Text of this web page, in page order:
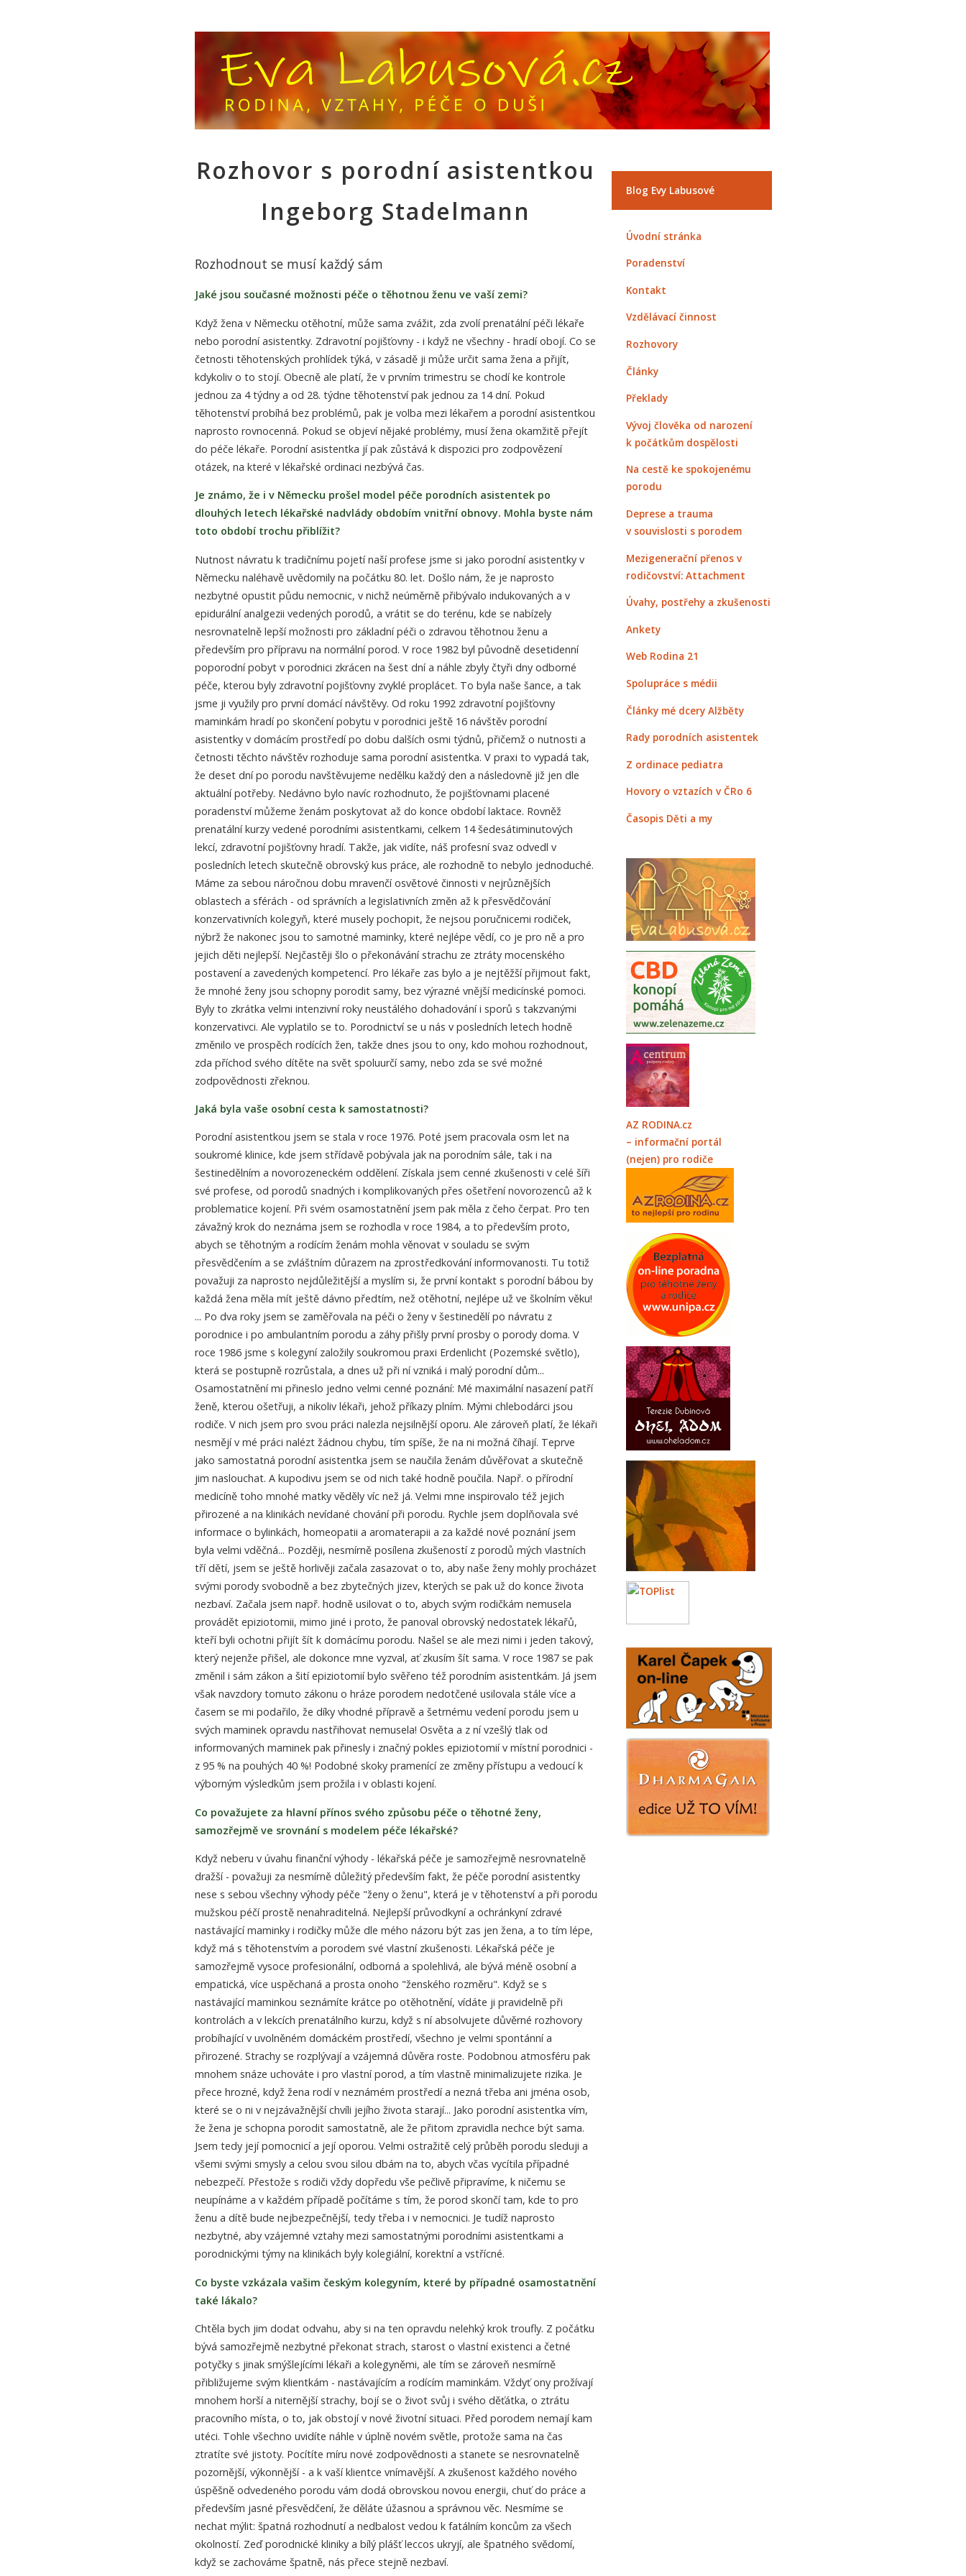
Rozhovor s porodní asistentkou
Ingeborg Stadelmann
Rozhodnout se musí každý sám
Jaké jsou současné možnosti péče o těhotnou ženu ve vaší zemi?
Když žena v Německu otěhotní, může sama zvážit, zda zvolí prenatální péči lékaře
nebo porodní asistentky. Zdravotní pojišťovny - i když ne všechny - hradí obojí. Co se
četnosti těhotenských prohlídek týká, v zásadě ji může určit sama žena a přijít,
kdykoliv o to stojí. Obecně ale platí, že v prvním trimestru se chodí ke kontrole
jednou za 4 týdny a od 28. týdne těhotenství pak jednou za 14 dní. Pokud
těhotenství probíhá bez problémů, pak je volba mezi lékařem a porodní asistentkou
naprosto rovnocenná. Pokud se objeví nějaké problémy, musí žena okamžitě přejít
do péče lékaře. Porodní asistentka jí pak zůstává k dispozici pro zodpovězení
otázek, na které v lékařské ordinaci nezbývá čas.
Je známo, že i v Německu prošel model péče porodních asistentek po
dlouhých letech lékařské nadvlády obdobím vnitřní obnovy. Mohla byste nám
toto období trochu přiblížit?
Nutnost návratu k tradičnímu pojetí naší profese jsme si jako porodní asistentky v
Německu naléhavě uvědomily na počátku 80. let. Došlo nám, že je naprosto
nezbytné opustit půdu nemocnic, v nichž neúměrně přibývalo indukovaných a v
epidurální analgezii vedených porodů, a vrátit se do terénu, kde se nabízely
nesrovnatelně lepší možnosti pro základní péči o zdravou těhotnou ženu a
především pro přípravu na normální porod. V roce 1982 byl původně desetidenní
poporodní pobyt v porodnici zkrácen na šest dní a náhle zbyly čtyři dny odborné
péče, kterou byly zdravotní pojišťovny zvyklé proplácet. To byla naše šance, a tak
jsme ji využily pro první domácí návštěvy. Od roku 1992 zdravotní pojišťovny
maminkám hradí po skončení pobytu v porodnici ještě 16 návštěv porodní
asistentky v domácím prostředí po dobu dalších osmi týdnů, přičemž o nutnosti a
četnosti těchto návštěv rozhoduje sama porodní asistentka. V praxi to vypadá tak,
že deset dní po porodu navštěvujeme nedělku každý den a následovně již jen dle
aktuální potřeby. Nedávno bylo navíc rozhodnuto, že pojišťovnami placené
poradenství můžeme ženám poskytovat až do konce období laktace. Rovněž
prenatální kurzy vedené porodními asistentkami, celkem 14 šedesátiminutových
lekcí, zdravotní pojišťovny hradí. Takže, jak vidíte, náš profesní svaz odvedl v
posledních letech skutečně obrovský kus práce, ale rozhodně to nebylo jednoduché.
Máme za sebou náročnou dobu mravenčí osvětové činnosti v nejrůznějších
oblastech a sférách - od správních a legislativních změn až k přesvědčování
konzervativních kolegyň, které musely pochopit, že nejsou poručnicemi rodiček,
nýbrž že nakonec jsou to samotné maminky, které nejlépe vědí, co je pro ně a pro
jejich děti nejlepší. Nejčastěji šlo o překonávání strachu ze ztráty mocenského
postavení a zavedených kompetencí. Pro lékaře zas bylo a je nejtěžší přijmout fakt,
že mnohé ženy jsou schopny porodit samy, bez výrazné vnější medicínské pomoci.
Byly to zkrátka velmi intenzivní roky neustálého dohadování i sporů s takzvanými
konzervativci. Ale vyplatilo se to. Porodnictví se u nás v posledních letech hodně
změnilo ve prospěch rodících žen, takže dnes jsou to ony, kdo mohou rozhodnout,
zda příchod svého dítěte na svět spoluurčí samy, nebo zda se své možné
zodpovědnosti zřeknou.
Jaká byla vaše osobní cesta k samostatnosti?
Porodní asistentkou jsem se stala v roce 1976. Poté jsem pracovala osm let na
soukromé klinice, kde jsem střídavě pobývala jak na porodním sále, tak i na
šestinedělním a novorozeneckém oddělení. Získala jsem cenné zkušenosti v celé šíři
své profese, od porodů snadných i komplikovaných přes ošetření novorozenců až k
problematice kojení. Při svém osamostatnění jsem pak měla z čeho čerpat. Pro ten
závažný krok do neznáma jsem se rozhodla v roce 1984, a to především proto,
abych se těhotným a rodícím ženám mohla věnovat v souladu se svým
přesvědčením a se zvláštním důrazem na zprostředkování informovanosti. Tu totiž
považuji za naprosto nejdůležitější a myslím si, že první kontakt s porodní bábou by
každá žena měla mít ještě dávno předtím, než otěhotní, nejlépe už ve školním věku!
... Po dva roky jsem se zaměřovala na péči o ženy v šestinedělí po návratu z
porodnice i po ambulantním porodu a záhy přišly první prosby o porody doma. V
roce 1986 jsme s kolegyní založily soukromou praxi Erdenlicht (Pozemské světlo),
která se postupně rozrůstala, a dnes už při ní vzniká i malý porodní dům...
Osamostatnění mi přineslo jedno velmi cenné poznání: Mé maximální nasazení patří
ženě, kterou ošetřuji, a nikoliv lékaři, jehož příkazy plním. Mými chlebodárci jsou
rodiče. V nich jsem pro svou práci nalezla nejsilnější oporu. Ale zároveň platí, že lékaři
nesmějí v mé práci nalézt žádnou chybu, tím spíše, že na ni možná číhají. Teprve
jako samostatná porodní asistentka jsem se naučila ženám důvěřovat a skutečně
jim naslouchat. A kupodivu jsem se od nich také hodně poučila. Např. o přírodní
medicíně toho mnohé matky věděly víc než já. Velmi mne inspirovalo též jejich
přirozené a na klinikách nevídané chování při porodu. Rychle jsem doplňovala své
informace o bylinkách, homeopatii a aromaterapii a za každé nové poznání jsem
byla velmi vděčná... Později, nesmírně posílena zkušeností z porodů mých vlastních
tří dětí, jsem se ještě horlivěji začala zasazovat o to, aby naše ženy mohly procházet
svými porody svobodně a bez zbytečných jizev, kterých se pak už do konce života
nezbaví. Začala jsem např. hodně usilovat o to, abych svým rodičkám nemusela
provádět epiziotomii, mimo jiné i proto, že panoval obrovský nedostatek lékařů,
kteří byli ochotni přijít šít k domácímu porodu. Našel se ale mezi nimi i jeden takový,
který nejenže přišel, ale dokonce mne vyzval, ať zkusím šít sama. V roce 1987 se pak
změnil i sám zákon a šití epiziotomií bylo svěřeno též porodním asistentkám. Já jsem
však navzdory tomuto zákonu o hráze porodem nedotčené usilovala stále více a
časem se mi podařilo, že díky vhodné přípravě a šetrnému vedení porodu jsem u
svých maminek opravdu nastřihovat nemusela! Osvěta a z ní vzešlý tlak od
informovaných maminek pak přinesly i značný pokles epiziotomií v místní porodnici -
z 95 % na pouhých 40 %! Podobné skoky pramenící ze změny přístupu a vedoucí k
výborným výsledkům jsem prožila i v oblasti kojení.
Co považujete za hlavní přínos svého způsobu péče o těhotné ženy,
samozřejmě ve srovnání s modelem péče lékařské?
Když neberu v úvahu finanční výhody - lékařská péče je samozřejmě nesrovnatelně
dražší - považuji za nesmírně důležitý především fakt, že péče porodní asistentky
nese s sebou všechny výhody péče "ženy o ženu", která je v těhotenství a při porodu
mužskou péčí prostě nenahraditelná. Nejlepší průvodkyní a ochránkyní zdravé
nastávající maminky i rodičky může dle mého názoru být zas jen žena, a to tím lépe,
když má s těhotenstvím a porodem své vlastní zkušenosti. Lékařská péče je
samozřejmě vysoce profesionální, odborná a spolehlivá, ale bývá méně osobní a
empatická, více uspěchaná a prosta onoho "ženského rozměru". Když se s
nastávající maminkou seznámíte krátce po otěhotnění, vídáte ji pravidelně při
kontrolách a v lekcích prenatálního kurzu, když s ní absolvujete důvěrné rozhovory
probíhající v uvolněném domáckém prostředí, všechno je velmi spontánní a
přirozené. Strachy se rozplývají a vzájemná důvěra roste. Podobnou atmosféru pak
mnohem snáze uchováte i pro vlastní porod, a tím vlastně minimalizujete rizika. Je
přece hrozné, když žena rodí v neznámém prostředí a nezná třeba ani jména osob,
které se o ni v nejzávažnější chvíli jejího života starají... Jako porodní asistentka vím,
že žena je schopna porodit samostatně, ale že přitom zpravidla nechce být sama.
Jsem tedy její pomocnicí a její oporou. Velmi ostražitě celý průběh porodu sleduji a
všemi svými smysly a celou svou silou dbám na to, abych včas vycítila případné
nebezpečí. Přestože s rodiči vždy dopředu vše pečlivě připravíme, k ničemu se
neupínáme a v každém případě počítáme s tím, že porod skončí tam, kde to pro
ženu a dítě bude nejbezpečnější, tedy třeba i v nemocnici. Je tudíž naprosto
nezbytné, aby vzájemné vztahy mezi samostatnými porodními asistentkami a
porodnickými týmy na klinikách byly kolegiální, korektní a vstřícné.
Co byste vzkázala vašim českým kolegyním, které by případné osamostatnění
také lákalo?
Chtěla bych jim dodat odvahu, aby si na ten opravdu nelehký krok troufly. Z počátku
bývá samozřejmě nezbytné překonat strach, starost o vlastní existenci a četné
potyčky s jinak smýšlejícími lékaři a kolegyněmi, ale tím se zároveň nesmírně
přibližujeme svým klientkám - nastávajícím a rodícím maminkám. Vždyť ony prožívají
mnohem horší a niternější strachy, bojí se o život svůj i svého děťátka, o ztrátu
pracovního místa, o to, jak obstojí v nové životní situaci. Před porodem nemají kam
utéci. Tohle všechno uvidíte náhle v úplně novém světle, protože sama na čas
ztratíte své jistoty. Pocítíte míru nové zodpovědnosti a stanete se nesrovnatelně
pozornější, výkonnější - a k vaší klientce vnímavější. A zkušenost každého nového
úspěšně odvedeného porodu vám dodá obrovskou novou energii, chuť do práce a
především jasné přesvědčení, že děláte úžasnou a správnou věc. Nesmíme se
nechat mýlit: špatná rozhodnutí a nedbalost vedou k fatálním koncům za všech
okolností. Zeď porodnické kliniky a bílý plášť leccos ukryjí, ale špatného svědomí,
když se zachováme špatně, nás přece stejně nezbaví.
Blog Evy Labusové
Úvodní stránka
Poradenství
Kontakt
Vzdělávací činnost
Rozhovory
Články
Překlady
Vývoj člověka od narození
k počátkům dospělosti
Na cestě ke spokojenému
porodu
Deprese a trauma
v souvislosti s porodem
Mezigenerační přenos v
rodičovství: Attachment
Úvahy, postřehy a zkušenosti
Ankety
Web Rodina 21
Spolupráce s médii
Články mé dcery Alžběty
Rady porodních asistentek
Z ordinace pediatra
Hovory o vztazích v ČRo 6
Časopis Děti a my
AZ RODINA.cz
– informační portál
(nejen) pro rodiče